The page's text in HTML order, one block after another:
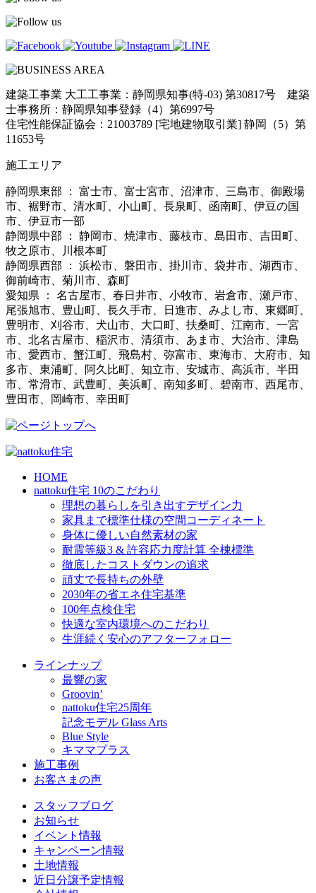
建築工事業 大工工事業：静岡県知事(特-03) 第30817号 建築
士事務所：静岡県知事登録（4）第6997号
住宅性能保証協会：21003789 [宅地建物取引業] 静岡（5）第
11653号
施工エリア
静岡県東部 ： 富士市、富士宮市、沼津市、三島市、御殿場
市、裾野市、清水町、小山町、長泉町、函南町、伊豆の国
市、伊豆市一部
静岡県中部 ： 静岡市、焼津市、藤枝市、島田市、吉田町、
牧之原市、川根本町
静岡県西部 ： 浜松市、磐田市、掛川市、袋井市、湖西市、
御前崎市、菊川市、森町
愛知県 ： 名古屋市、春日井市、小牧市、岩倉市、瀬戸市、
尾張旭市、豊山町、長久手市、日進市、みよし市、東郷町、
豊明市、刈谷市、犬山市、大口町、扶桑町、江南市、一宮
市、北名古屋市、稲沢市、清須市、あま市、大治市、津島
市、愛西市、蟹江町、飛島村、弥富市、東海市、大府市、知
多市、東浦町、阿久比町、知立市、安城市、高浜市、半田
市、常滑市、武豊町、美浜町、南知多町、碧南市、西尾市、
豊田市、岡崎市、幸田町
HOME
nattoku住宅 10のこだわり
理想の暮らしを引き出すデザイン力
家具まで標準仕様の空間コーディネート
身体に優しい自然素材の家
耐震等級3 & 許容応力度計算 全棟標準
徹底したコストダウンの追求
頑丈で長持ちの外壁
2030年の省エネ住宅基準
100年点検住宅
快適な室内環境へのこだわり
生涯続く安心のアフターフォロー
ラインナップ
最響の家
Groovin’
nattoku住宅25周年
記念モデル Glass Arts
Blue Style
キママプラス
施工事例
お客さまの声
スタッフブログ
お知らせ
イベント情報
キャンペーン情報
土地情報
近日分譲予定情報